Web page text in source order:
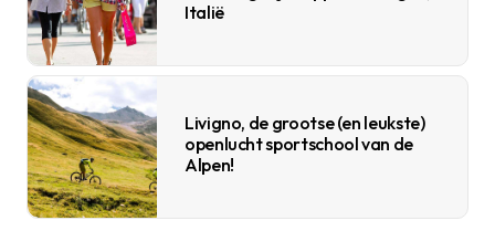
Italië
Livigno, de grootse (en leukste)
openlucht sportschool van de
Alpen!